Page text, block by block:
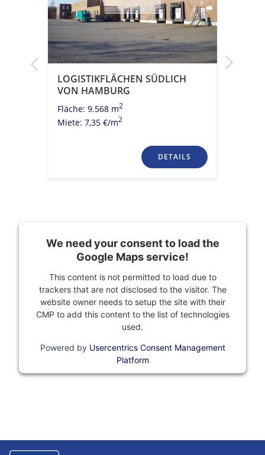
LOGISTIKFLÄCHEN SÜDLICH
VON HAMBURG
Fläche: 9.568 m2
Miete: 7,35 €/m2
DETAILS
We need your consent to load the
Google Maps service!
This content is not permitted to load due to
trackers that are not disclosed to the visitor. The
website owner needs to setup the site with their
CMP to add this content to the list of technologies
used.
Powered by Usercentrics Consent Management
Platform